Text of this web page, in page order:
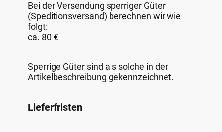
Bei der Versendung sperriger Güter
(Speditionsversand) berechnen wir wie
folgt:
ca. 80 €
Sperrige Güter sind als solche in der
Artikelbeschreibung gekennzeichnet.
Lieferfristen